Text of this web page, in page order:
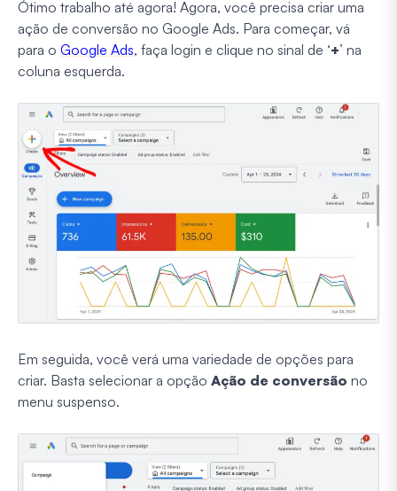
Ótimo trabalho até agora! Agora, você precisa criar uma
ação de conversão no Google Ads. Para começar, vá
para o Google Ads, faça login e clique no sinal de ‘+’ na
coluna esquerda.
Em seguida, você verá uma variedade de opções para
criar. Basta selecionar a opção Ação de conversão no
menu suspenso.